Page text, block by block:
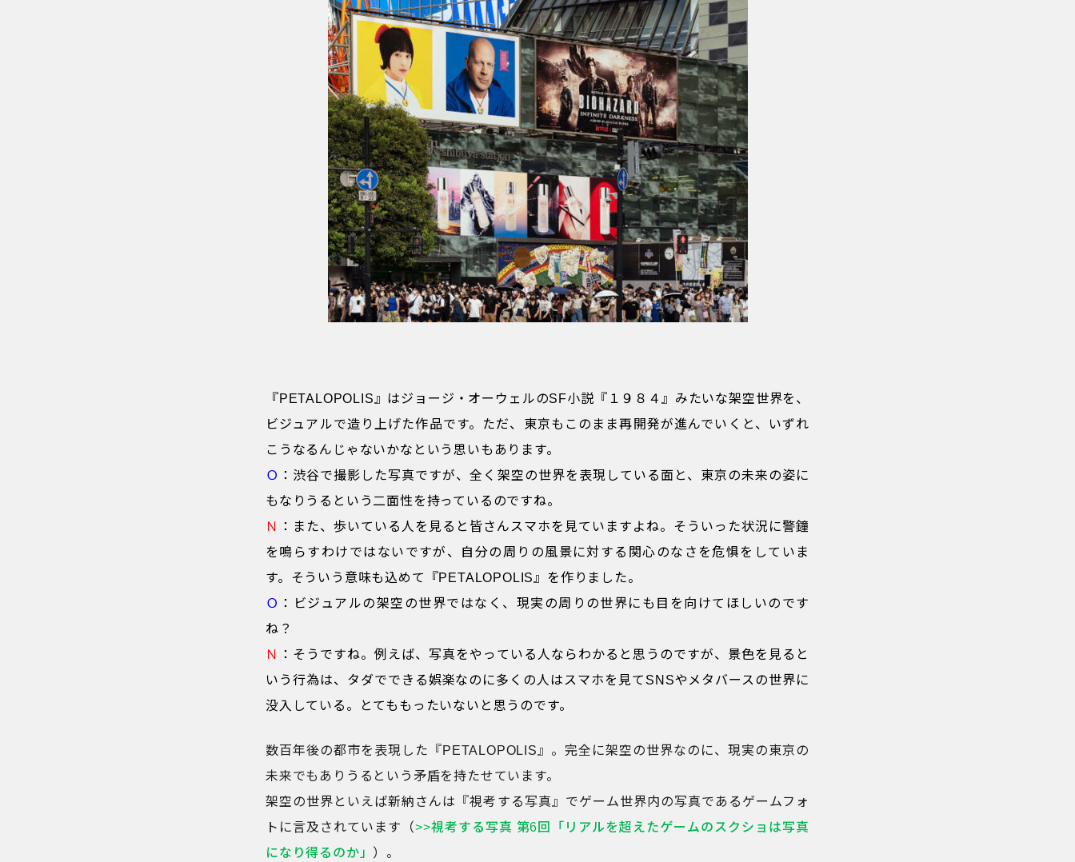
『PETALOPOLIS』はジョージ・オーウェルのSF小説『１９８４』みたいな架空世界を、
ビジュアルで造り上げた作品です。ただ、東京もこのまま再開発が進んでいくと、いずれ
こうなるんじゃないかなという思いもあります。
Ｏ ：渋谷で撮影した写真ですが、全く架空の世界を表現している面と、東京の未来の姿に
もなりうるという二面性を持っているのですね。
Ｎ
：また、歩いている人を見ると皆さんスマホを見ていますよね。そういった状況に警鐘
を鳴らすわけではないですが、自分の周りの風景に対する関心のなさを危惧をしていま
す。そういう意味も込めて『PETALOPOLIS』を作りました。
Ｏ ：ビジュアルの架空の世界ではなく、現実の周りの世界にも目を向けてほしいのです
ね？
Ｎ
：そうですね。例えば、写真をやっている人ならわかると思うのですが、景色を見ると
いう行為は、タダでできる娯楽なのに多くの人はスマホを見てSNSやメタバースの世界に
没入している。とてももったいないと思うのです。
数百年後の都市を表現した『PETALOPOLIS』。完全に架空の世界なのに、現実の東京の
未来でもありうるという矛盾を持たせています。
架空の世界といえば新納さんは『視考する写真』でゲーム世界内の写真であるゲームフォ
トに言及されています（>>視考する写真 第6回「リアルを超えたゲームのスクショは写真
になり得るのか」 ）。